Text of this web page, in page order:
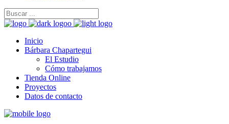
Inicio
Bárbara Chapartegui
El Estudio
Cómo trabajamos
Tienda Online
Proyectos
Datos de contacto